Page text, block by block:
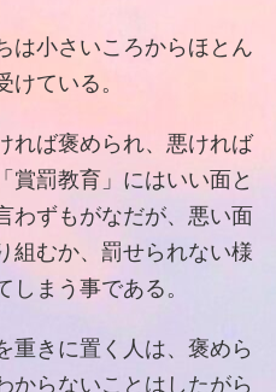
小さいころからほとん
けている。
れば褒められ、悪ければ
賞罰教育」にはいい面と
わずもがなだが、悪い面
組むか、罰せられない様
まう事である。
きに置く人は、褒めら
からないことはしたがら